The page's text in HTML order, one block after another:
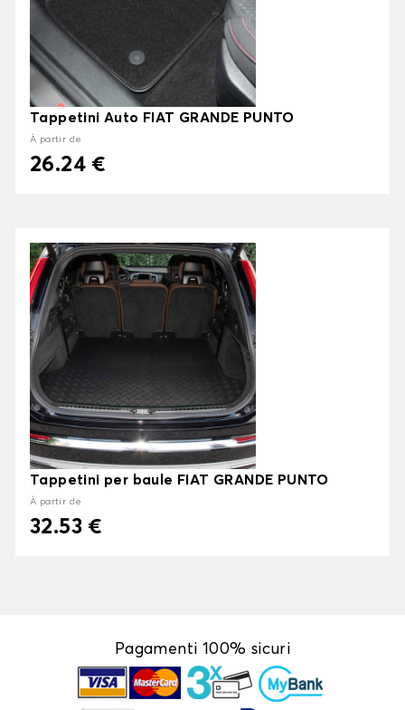
Tappetini Auto FIAT GRANDE PUNTO
À partir de
26.24 €
Tappetini per baule FIAT GRANDE PUNTO
À partir de
32.53 €
Pagamenti 100% sicuri